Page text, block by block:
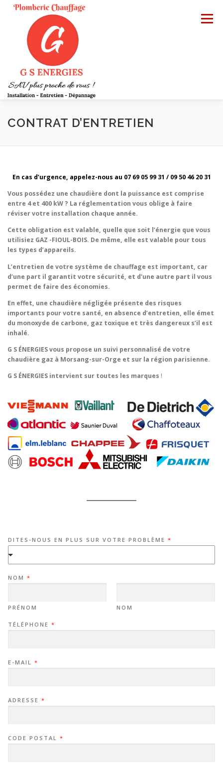
Menu
ACCUEIL DÉPANNAGE INSTALLATION
CONTRAT D’ENTRETIEN
En cas d’urgence, appelez-nous au 07 69 05 99 31 / 09 50 46 20 31
Vous possédez une chaudière dont la puissance est comprise
entre 4 et 400 kW ? La réglementation vous oblige à faire
réviser votre installation chaque année.
Cette obligation est valable, quelle que soit l’énergie que vous
utilisiez GAZ -FIOUL-BOIS. De même, elle est valable pour tous
les types d’appareils.
L’entretien de votre système de chauffage est important, car
d’une part il garantit votre sécurité, et d’une autre part il vous
permet de faire des économies.
En effet, une chaudière négligée présente des risques
importants pour votre santé, en absence d’entretien, elle émet
du monoxyde de carbone, gaz toxique et très dangereux s’il est
inhalé.
G S ÉNERGIES vous propose un suivi personnalisé de votre
chaudière gaz à Morsang-sur-Orge et sur la région parisienne.
G S ÉNERGIES intervient sur toutes les marques !
DITES-NOUS EN PLUS SUR VOTRE PROBLÈME *
NOM *
PRÉNOM NOM
TÉLÉPHONE *
E-MAIL *
ADRESSE *
CODE POSTAL *